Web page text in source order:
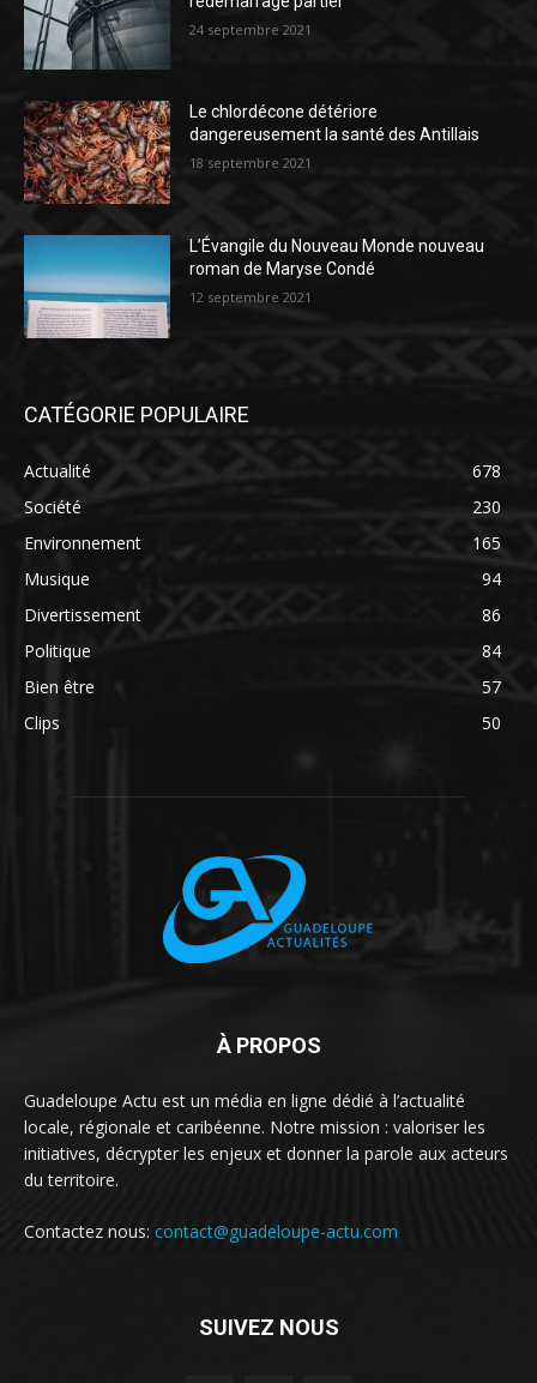
24 septembre 2021
Le chlordécone détériore
dangereusement la santé des Antillais
18 septembre 2021
L’Évangile du Nouveau Monde nouveau
roman de Maryse Condé
12 septembre 2021
CATÉGORIE POPULAIRE
Actualité
678
Société
230
Environnement
165
Musique
94
Divertissement
86
Politique
84
Bien être
57
Clips
50
À PROPOS
Guadeloupe Actu est un média en ligne dédié à l’actualité
locale, régionale et caribéenne. Notre mission : valoriser les
initiatives, décrypter les enjeux et donner la parole aux acteurs
du territoire.
Contactez nous: contact@guadeloupe-actu.com
SUIVEZ NOUS